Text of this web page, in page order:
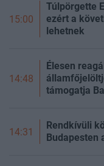
15:00
Túlpörgette
ezért a
lehetnek
14:48
Élesen
támogatja
14:31
Rendkívüli
Budapesten